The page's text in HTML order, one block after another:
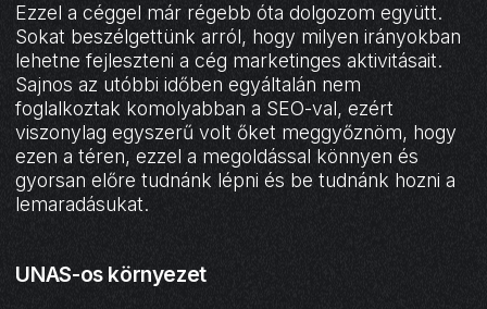
Ezzel a céggel már régebb óta dolgozom együtt.
Sokat beszélgettünk arról, hogy milyen irányokban
lehetne fejleszteni a cég marketinges aktivitásait.
Sajnos az utóbbi időben egyáltalán nem
foglalkoztak komolyabban a SEO-val, ezért
viszonylag egyszerű volt őket meggyőznöm, hogy
ezen a téren, ezzel a megoldással könnyen és
gyorsan előre tudnánk lépni és be tudnánk hozni a
lemaradásukat.
UNAS-os környezet